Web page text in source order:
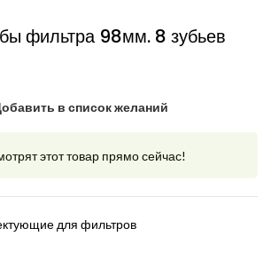
фильтра 98мм. 8 зубьев
в список желаний
этот товар прямо сейчас!
для фильтров